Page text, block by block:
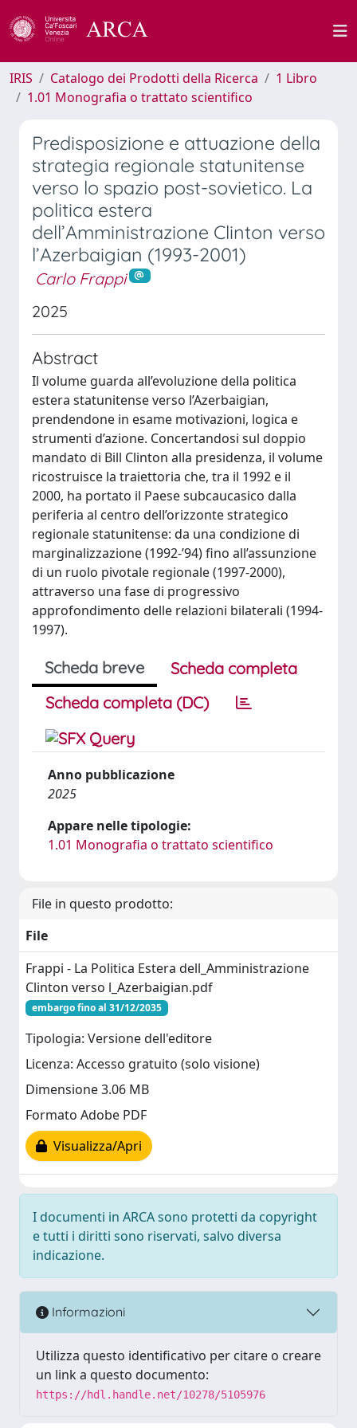
IRIS Catalogo dei Prodotti della Ricerca
1 Libro
1.01 Monografia o trattato scientifico
Predisposizione e attuazione della
strategia regionale statunitense
verso lo spazio post-sovietico. La
politica estera
dell’Amministrazione Clinton verso
l’Azerbaigian (1993-2001)
Carlo Frappi
2025
Abstract
Il volume guarda all’evoluzione della politica
estera statunitense verso l’Azerbaigian,
prendendone in esame motivazioni, logica e
strumenti d’azione. Concertandosi sul doppio
mandato di Bill Clinton alla presidenza, il volume
ricostruisce la traiettoria che, tra il 1992 e il
2000, ha portato il Paese subcaucasico dalla
periferia al centro dell’orizzonte strategico
regionale statunitense: da una condizione di
marginalizzazione (1992-’94) fino all’assunzione
di un ruolo pivotale regionale (1997-2000),
attraverso una fase di progressivo
approfondimento delle relazioni bilaterali (1994-
1997).
Scheda breve
Scheda completa
Scheda completa (DC)
Anno pubblicazione
2025
Appare nelle tipologie:
1.01 Monografia o trattato scientifico
File in questo prodotto:
File
Frappi - La Politica Estera dell_Amministrazione
Clinton verso l_Azerbaigian.pdf
embargo fino al 31/12/2035
Tipologia: Versione dell'editore
Licenza: Accesso gratuito (solo visione)
Dimensione 3.06 MB
Formato Adobe PDF
Visualizza/Apri
I documenti in ARCA sono protetti da copyright
e tutti i diritti sono riservati, salvo diversa
indicazione.
Informazioni
Utilizza questo identificativo per citare o creare
un link a questo documento:
https://hdl.handle.net/10278/5105976